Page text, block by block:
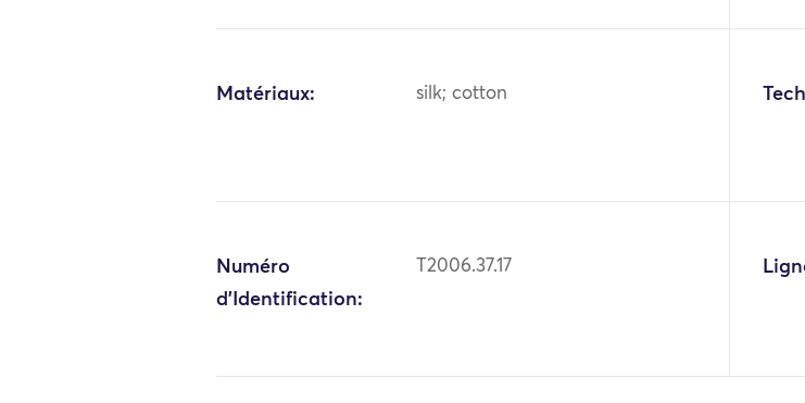
Matériaux: silk; cotton
Numéro
d'Identification:
T2006.37.17